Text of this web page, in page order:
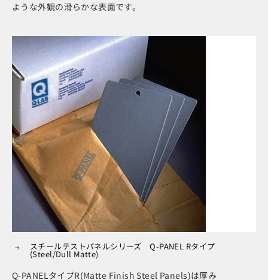
ような外観の滑らかな表面です。
スチールテストパネルシリーズ Q-PANEL Rタイプ
(Steel/Dull Matte)
Q-PANELタイプR(Matte Finish Steel Panels)は厚み